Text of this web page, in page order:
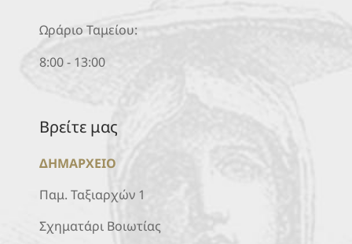
Ωράριο Ταμείου:
8:00 - 13:00
Βρείτε μας
ΔΗΜΑΡΧΕΙΟ
Παμ. Ταξιαρχών 1
Σχηματάρι Βοιωτίας